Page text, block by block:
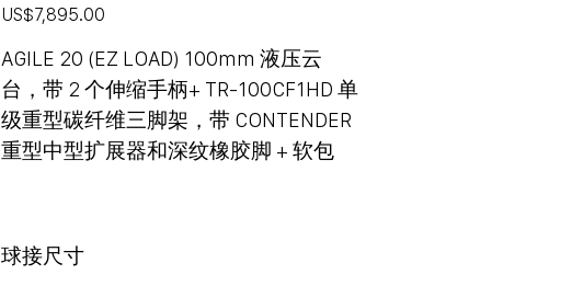
價
格
US$7,895.00
AGILE 20 (EZ LOAD) 100mm 液压云
台，带 2 个伸缩手柄+ TR-100CF1HD 单
级重型碳纤维三脚架，带 CONTENDER
重型中型扩展器和深纹橡胶脚 + 软包
球接尺寸